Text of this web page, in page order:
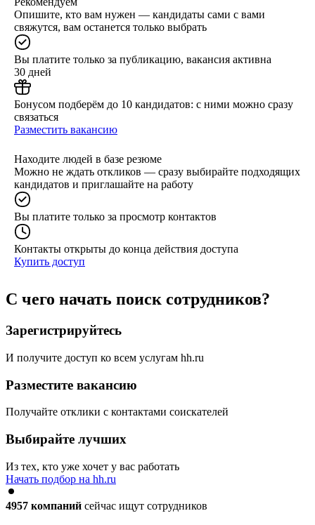
Опишите, кто вам нужен — кандидаты сами с вами
свяжутся, вам останется только выбрать
Вы платите только за публикацию, вакансия активна
30 дней
Бонусом подберём до 10 кандидатов: с ними можно сразу
связаться
Разместить вакансию
Находите людей в базе резюме
Можно не ждать откликов — сразу выбирайте подходящих
кандидатов и приглашайте на работу
Вы платите только за просмотр контактов
Контакты открыты до конца действия доступа
Купить доступ
С чего начать поиск сотрудников?
Зарегистрируйтесь
И получите доступ ко всем услугам hh.ru
Разместите вакансию
Получайте отклики с контактами соискателей
Выбирайте лучших
Из тех, кто уже хочет у вас работать
Начать подбор на hh.ru
4957 компаний сейчас ищут сотрудников